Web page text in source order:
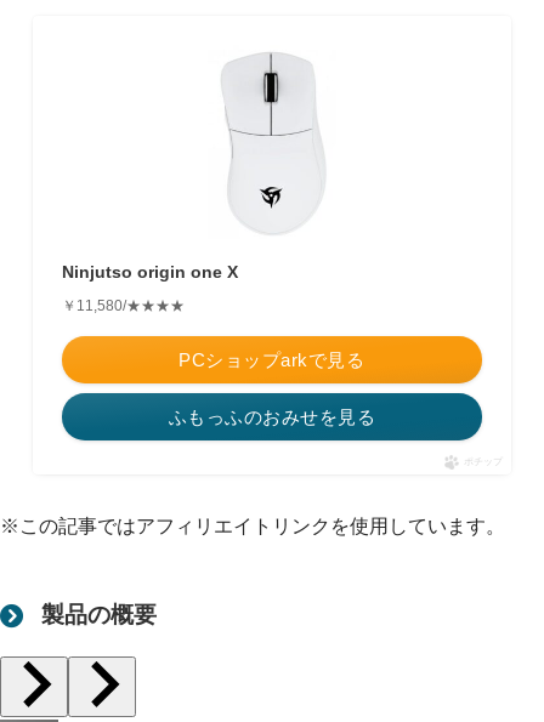
Ninjutso origin one X
￥11,580/★★★★
PCショップarkで見る
ふもっふのおみせを見る
ポチップ
※この記事ではアフィリエイトリンクを使用しています。
製品の概要